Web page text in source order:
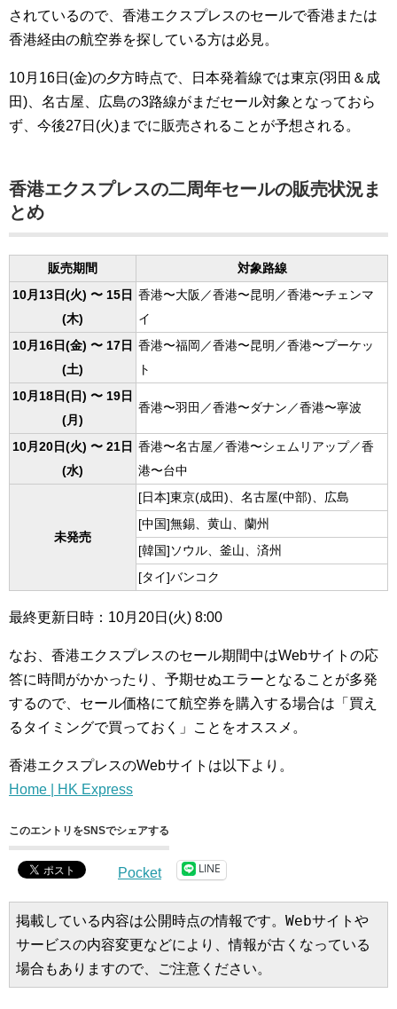
されているので、香港エクスプレスのセールで香港または
香港経由の航空券を探している方は必見。
10月16日(金)の夕方時点で、日本発着線では東京(羽田＆成
田)、名古屋、広島の3路線がまだセール対象となっておら
ず、今後27日(火)までに販売されることが予想される。
香港エクスプレスの二周年セールの販売状況ま
とめ
販売期間
対象路線
10月13日(火) 〜 15日
(木)
香港〜大阪／香港〜昆明／香港〜チェンマ
イ
10月16日(金) 〜 17日
(土)
香港〜福岡／香港〜昆明／香港〜プーケッ
ト
10月18日(日) 〜 19日
(月)
香港〜羽田／香港〜ダナン／香港〜寧波
10月20日(火) 〜 21日
(水)
香港〜名古屋／香港〜シェムリアップ／香
港〜台中
未発売
[日本]東京(成田)、名古屋(中部)、広島
[中国]無錫、黄山、蘭州
[韓国]ソウル、釜山、済州
[タイ]バンコク
最終更新日時：10月20日(火) 8:00
なお、香港エクスプレスのセール期間中はWebサイトの応
答に時間がかかったり、予期せぬエラーとなることが多発
するので、セール価格にて航空券を購入する場合は「買え
るタイミングで買っておく」ことをオススメ。
香港エクスプレスのWebサイトは以下より。
Home | HK Express
このエントリをSNSでシェアする
Pocket LINE
掲載している内容は公開時点の情報です。Webサイトや
サービスの内容変更などにより、情報が古くなっている
場合もありますので、ご注意ください。